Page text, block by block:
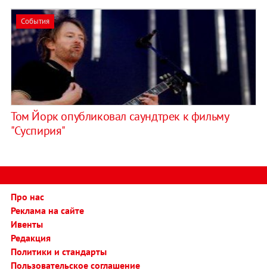
События
Том Йорк опубликовал саундтрек к фильму
"Суспирия"
Про нас
Реклама на сайте
Ивенты
Редакция
Политики и стандарты
Пользовательское соглашение